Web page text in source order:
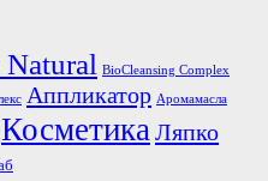
BioCleansing Complex
Аппликатор Аромамасла
КосметикаЛяпко